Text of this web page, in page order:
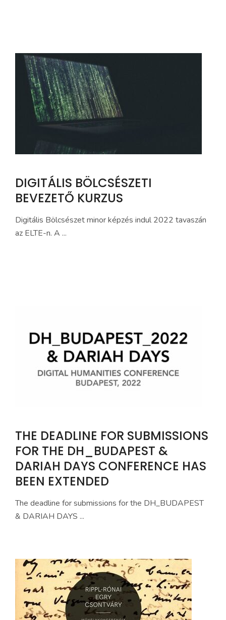
DIGITÁLIS BÖLCSÉSZETI
BEVEZETŐ KURZUS
Digitális Bölcsészet minor képzés indul 2022 tavaszán
az ELTE-n. A ...
THE DEADLINE FOR SUBMISSIONS
FOR THE DH_BUDAPEST &
DARIAH DAYS CONFERENCE HAS
BEEN EXTENDED
The deadline for submissions for the DH_BUDAPEST
& DARIAH DAYS ...